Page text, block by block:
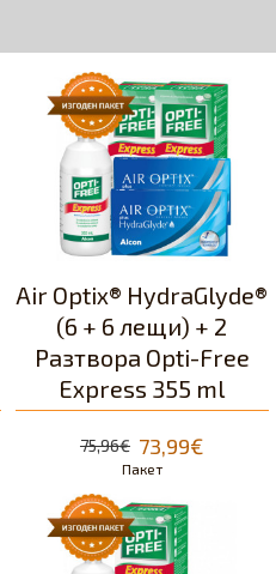
Air Optix® HydraGlyde®
(6 + 6 лещи) + 2
Разтвора Opti-Free
Express 355 ml
73,99€
75,96€
Пакет